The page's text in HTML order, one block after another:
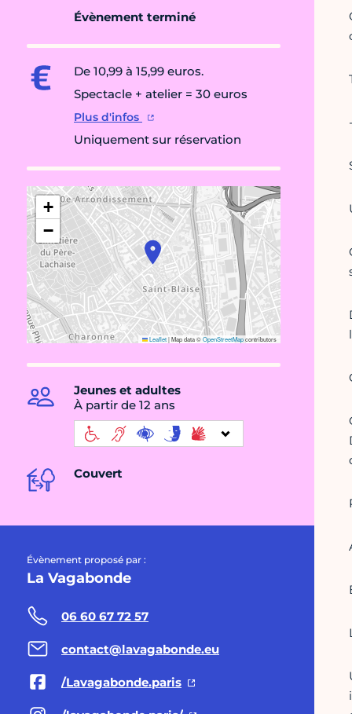
Évènement terminé
De 10,99 à 15,99 euros.
Spectacle + atelier = 30 euros
Plus d'infos
Uniquement sur réservation
+
−
Leaflet|Map data ©OpenStreetMapcontributors
Jeunes et adultes
À partir de 12 ans
Couvert
Évènement proposé par :
La Vagabonde
06 60 67 72 57
contact@lavagabonde.eu
/Lavagabonde.paris